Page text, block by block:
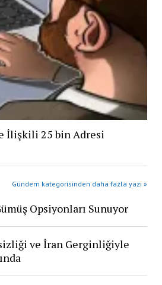
İlişkili 25 bin Adresi
Gündem kategorisinden daha fazla yazı »
Opsiyonları Sunuyor
ve İran Gerginliğiyle